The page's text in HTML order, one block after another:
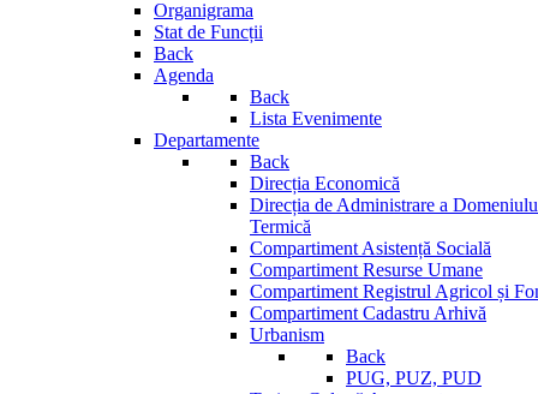
Organigrama
Stat de Funcții
Back
Agenda
Back
Lista Evenimente
Departamente
Back
Direcția Economică
Direcția de Administrare a
Termică
Compartiment Asistență Socială
Compartiment Resurse Umane
Compartiment Registrul Agricol și
Compartiment Cadastru Arhivă
Urbanism
Back
PUG, PUZ, PUD